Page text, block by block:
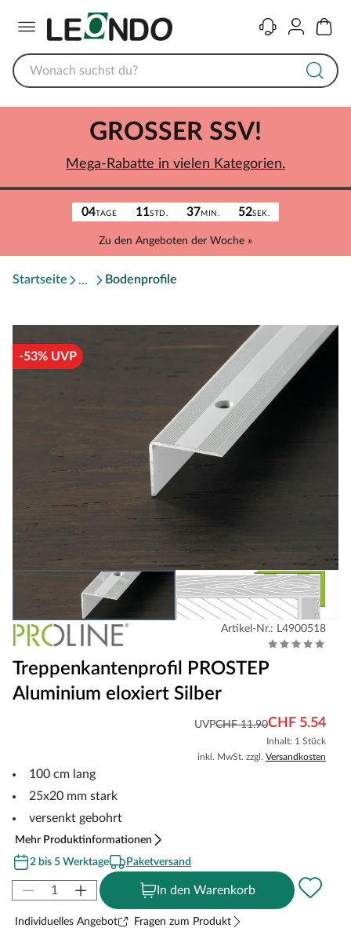
KontaktKonto
04TAGE 11STD. 37MIN. 52SEK.
Zu den Angeboten der Woche »
GROSSER SSV!
Mega-Rabatte in vielen Kategorien.
Startseite Bodenprofile
-53% UVP
Artikel-Nr.: L4900518
Treppenkantenprofil PROSTEP
Aluminium eloxiert Silber
UVPCHF 11.90CHF 5.54
Inhalt: 1 Stück
inkl. MwSt. zzgl. Versandkosten
100 cm lang
25x20 mm stark
versenkt gebohrt
Mehr Produktinformationen
2 bis 5 Werktage
Paketversand
In den Warenkorb
Individuelles Angebot Fragen zum Produkt